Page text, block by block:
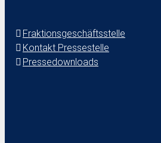
Fraktionsgeschäftsstelle
Kontakt Pressestelle
Pressedownloads